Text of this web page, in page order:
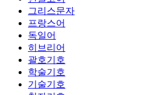
그리스문자
프랑스어
독일어
히브리어
괄호기호
학술기호
기술기호